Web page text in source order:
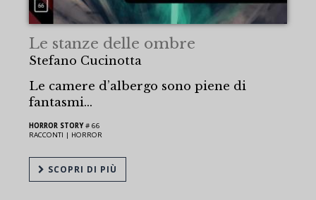
Le stanze delle ombre
Stefano Cucinotta
Le camere d’albergo sono piene di
fantasmi...
HORROR STORY# 66
RACCONTI | HORROR
SCOPRI DI PIÙ